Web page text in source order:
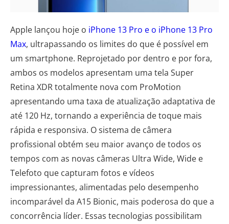
Apple lançou hoje o iPhone 13 Pro e o iPhone 13 Pro
Max, ultrapassando os limites do que é possível em
um smartphone. Reprojetado por dentro e por fora,
ambos os modelos apresentam uma tela Super
Retina XDR totalmente nova com ProMotion
apresentando uma taxa de atualização adaptativa de
até 120 Hz, tornando a experiência de toque mais
rápida e responsiva. O sistema de câmera
profissional obtém seu maior avanço de todos os
tempos com as novas câmeras Ultra Wide, Wide e
Telefoto que capturam fotos e vídeos
impressionantes, alimentadas pelo desempenho
incomparável da A15 Bionic, mais poderosa do que a
concorrência líder. Essas tecnologias possibilitam